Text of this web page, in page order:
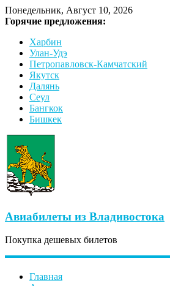
Понедельник, Август 10, 2026
Горячие предложения:
Харбин
Улан-Удэ
Петропавловск-Камчатский
Якутск
Далянь
Сеул
Бангкок
Бишкек
Авиабилеты из Владивостока
Покупка дешевых билетов
Главная